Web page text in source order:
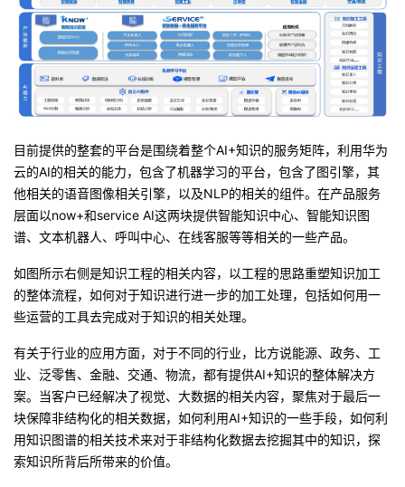
目前提供的整套的平台是围绕着整个AI+知识的服务矩阵，利用华为
云的AI的相关的能力，包含了机器学习的平台，包含了图引擎，其
他相关的语音图像相关引擎，以及NLP的相关的组件。在产品服务
层面以now+和service AI这两块提供智能知识中心、智能知识图
谱、文本机器人、呼叫中心、在线客服等等相关的一些产品。
如图所示右侧是知识工程的相关内容，以工程的思路重塑知识加工
的整体流程，如何对于知识进行进一步的加工处理，包括如何用一
些运营的工具去完成对于知识的相关处理。
有关于行业的应用方面，对于不同的行业，比方说能源、政务、工
业、泛零售、金融、交通、物流，都有提供AI+知识的整体解决方
案。当客户已经解决了视觉、大数据的相关内容，聚焦对于最后一
块保障非结构化的相关数据，如何利用AI+知识的一些手段，如何利
用知识图谱的相关技术来对于非结构化数据去挖掘其中的知识，探
索知识所背后所带来的价值。